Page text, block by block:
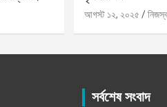
আগস্ট ১২, ২০২৫
সর্বশেষ সংবাদ